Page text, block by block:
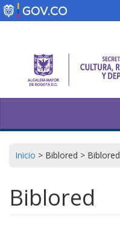
Pasar
al
Inicio > Biblored > Biblored
Biblored